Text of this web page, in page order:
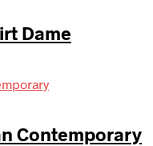
Dame
Contemporary